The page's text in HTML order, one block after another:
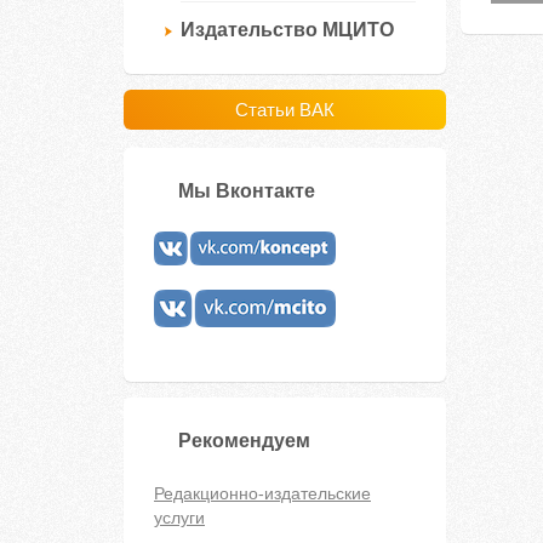
Издательство МЦИТО
Статьи ВАК
Мы Вконтакте
Рекомендуем
Редакционно-издательские
услуги